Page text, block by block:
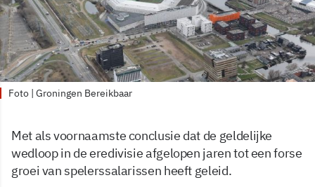
Foto | Groningen Bereikbaar
Met als voornaamste conclusie dat de geldelijke
wedloop in de eredivisie afgelopen jaren tot een forse
groei van spelerssalarissen heeft geleid.